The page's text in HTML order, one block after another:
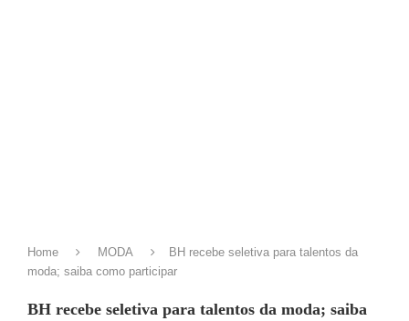
Home MODA
BH recebe seletiva para talentos da
moda; saiba como participar
BH recebe seletiva para talentos da moda; saiba